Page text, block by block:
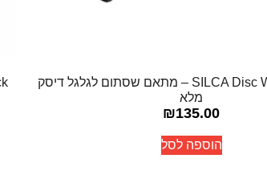
SILCA Disc Wheel Adapter – מתאם שסתום לגלגל דיסק
מלא
₪135.00
הוספה לסל